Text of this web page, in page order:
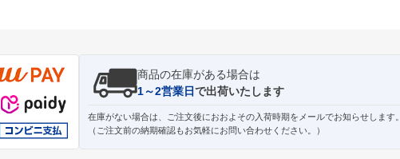
商品の在庫がある場合は
1～2営業日で出荷いたします
在庫がない場合は、ご注文後におおよその入荷時期をメールでお知らせします。
（ご注文前の納期確認もお気軽にお問い合わせください。）